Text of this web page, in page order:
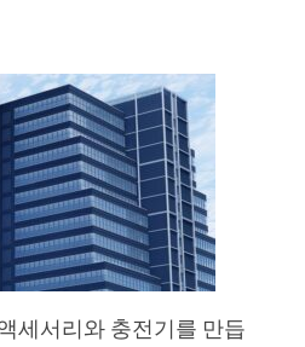
세서리와 충전기를 만듭